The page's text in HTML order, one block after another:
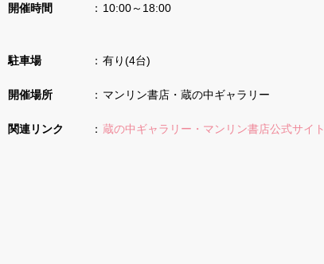
開催時間 10:00～18:00
駐車場 有り(4台)
開催場所 マンリン書店・蔵の中ギャラリー
関連リンク 蔵の中ギャラリー・マンリン書店公式サイト